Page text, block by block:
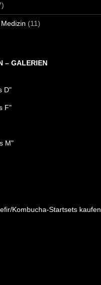
(11)
– GALERIEN
D"
F"
M"
Kombucha-Startsets kaufen